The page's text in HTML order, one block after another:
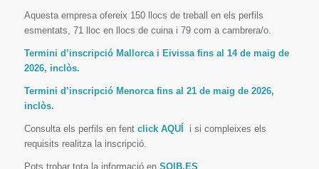
Aquesta empresa ofereix 150 llocs de treball en els perfils
esmentats, 71 lloc en llocs de cuina i 79 com a cambrera/o.
Termini d’inscripció Mallorca i Eivissa fins al 14 de maig de
2026, inclòs.
Termini d’inscripció Menorca fins al 21 de maig de 2026,
inclòs.
Consulta els perfils en fent click AQUÍ
i si compleixes els
requisits realitza la inscripció.
Pots trobar tota la informació en SOIB.ES